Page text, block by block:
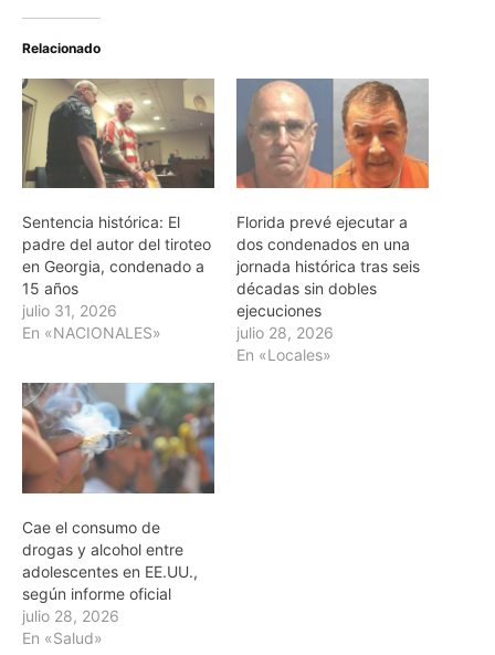
Relacionado
Sentencia histórica: El
padre del autor del tiroteo
en Georgia, condenado a
15 años
julio 31, 2026
En «NACIONALES»
Florida prevé ejecutar a
dos condenados en una
jornada histórica tras seis
décadas sin dobles
ejecuciones
julio 28, 2026
En «Locales»
Cae el consumo de
drogas y alcohol entre
adolescentes en EE.UU.,
según informe oficial
julio 28, 2026
En «Salud»